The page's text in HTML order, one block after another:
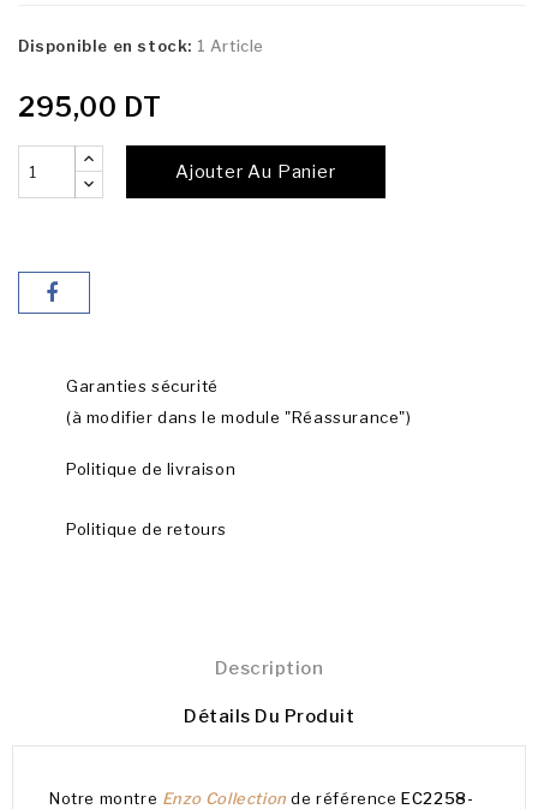
Disponible en stock: 1 Article
295,00 DT
Ajouter Au Panier
Garanties sécurité
(à modifier dans le module "Réassurance")
Politique de livraison
Politique de retours
Description
Détails Du Produit
Notre montre Enzo Collectionde référenceEC2258-